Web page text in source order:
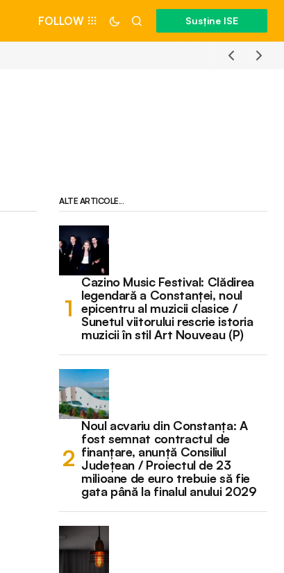
FOLLOW Susține ISE
ALTE ARTICOLE...
Cazino Music Festival: Clădirea
legendară a Constanței, noul
epicentru al muzicii clasice /
Sunetul viitorului rescrie istoria
muzicii în stil Art Nouveau (P)
Noul acvariu din Constanța: A
fost semnat contractul de
finanțare, anunță Consiliul
Județean / Proiectul de 23
milioane de euro trebuie să fie
gata până la finalul anului 2029